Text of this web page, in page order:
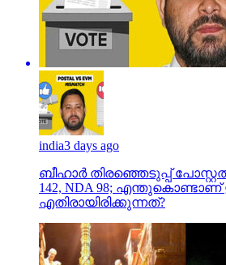
india3 days ago
ബീഹാർ തിരഞ്ഞെടുപ്പ്
142, NDA 98;
എതിരായിരിക്കുന്നത്?